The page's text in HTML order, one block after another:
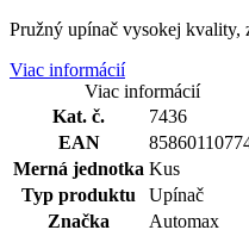
Pružný upínač vysokej kvality,
Viac informácií
Viac informácií
Kat. č.
7436
EAN
Merná jednotka Kus
Typ produktu
Upínač
Značka
Automax